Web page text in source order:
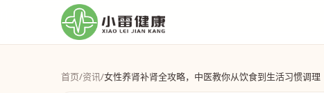
首页/资讯/女性养肾补肾全攻略，中医教你从饮食到生活习惯调理